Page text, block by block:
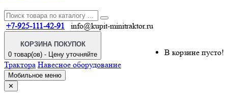
+7-925-111-42-91 info@kupit-minitraktor.ru
КОРЗИНА ПОКУПОК
0 товар(ов) - Цену уточняйте
В корзине пусто!
Трактора Навесное оборудование
Мобильное меню
✕